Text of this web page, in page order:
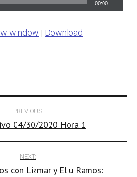
00:00
window | Download
PREVIOUS:
04/30/2020 Hora 1
NEXT:
con Lizmar y Eliu Ramos: